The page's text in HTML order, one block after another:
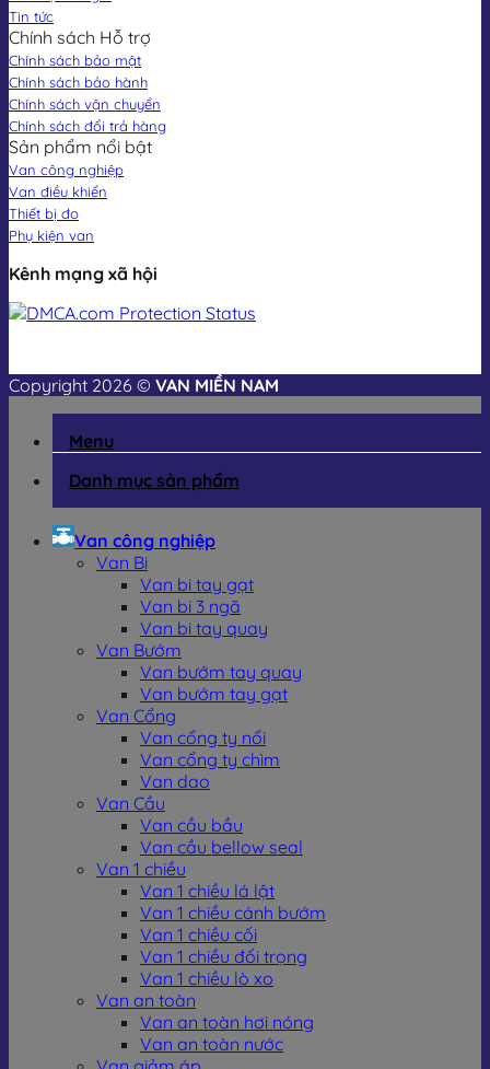
Tin tức
Chính sách Hỗ trợ
Chính sách bảo mật
Chính sách bảo hành
Chính sách vận chuyển
Chính sách đổi trả hàng
Sản phẩm nổi bật
Van công nghiệp
Van điều khiển
Thiết bị đo
Phụ kiện van
Kênh mạng xã hội
Copyright 2026 © VAN MIỀN NAM
Menu
Danh mục sản phẩm
Van công nghiệp
Van Bi
Van bi tay gạt
Van bi 3 ngã
Van bi tay quay
Van Bướm
Van bướm tay quay
Van bướm tay gạt
Van Cổng
Van cổng ty nổi
Van cổng ty chìm
Van dao
Van Cầu
Van cầu bầu
Van cầu bellow seal
Van 1 chiều
Van 1 chiều lá lật
Van 1 chiều cánh bướm
Van 1 chiều cối
Van 1 chiều đối trọng
Van 1 chiều lò xo
Van an toàn
Van an toàn hơi nóng
Van an toàn nước